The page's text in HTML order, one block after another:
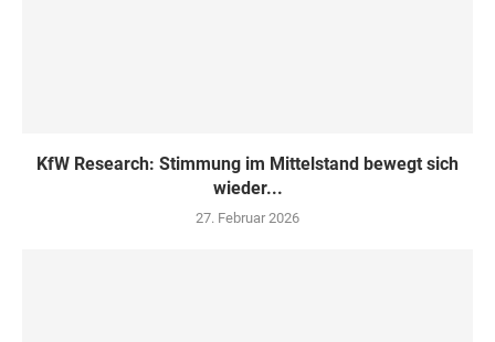
KfW Research: Stimmung im Mittelstand bewegt sich
wieder...
27. Februar 2026